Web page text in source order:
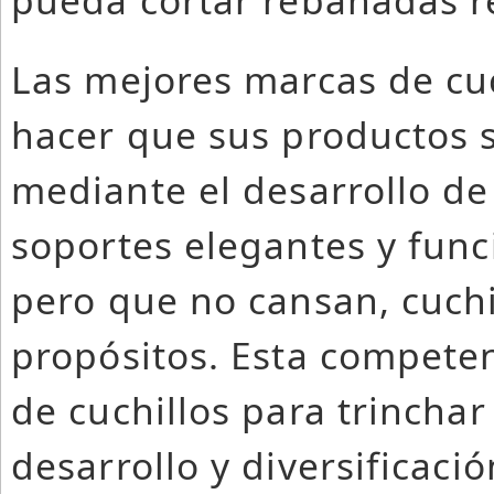
Las mejores marcas de
hacer que sus productos
mediante el desarrollo
soportes elegantes y
pero que no cansan,
propósitos. Esta
de cuchillos para
desarrollo y